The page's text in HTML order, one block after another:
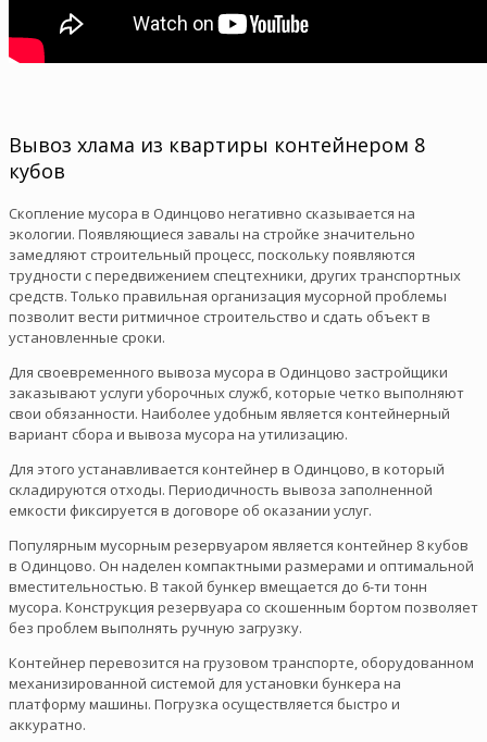
Вывоз хлама из квартиры контейнером 8
кубов
Скопление мусора в Одинцово негативно сказывается на
экологии. Появляющиеся завалы на стройке значительно
замедляют строительный процесс, поскольку появляются
трудности с передвижением спецтехники, других транспортных
средств. Только правильная организация мусорной проблемы
позволит вести ритмичное строительство и сдать объект в
установленные сроки.
Для своевременного вывоза мусора в Одинцово застройщики
заказывают услуги уборочных служб, которые четко выполняют
свои обязанности. Наиболее удобным является контейнерный
вариант сбора и вывоза мусора на утилизацию.
Для этого устанавливается контейнер в Одинцово, в который
складируются отходы. Периодичность вывоза заполненной
емкости фиксируется в договоре об оказании услуг.
Популярным мусорным резервуаром является контейнер 8 кубов
в Одинцово. Он наделен компактными размерами и оптимальной
вместительностью. В такой бункер вмещается до 6-ти тонн
мусора. Конструкция резервуара со скошенным бортом позволяет
без проблем выполнять ручную загрузку.
Контейнер перевозится на грузовом транспорте, оборудованном
механизированной системой для установки бункера на
платформу машины. Погрузка осуществляется быстро и
аккуратно.